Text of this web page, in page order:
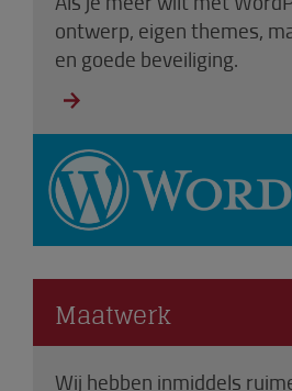
ontwerp, eigen themes,
en goede beveiliging.
Maatwerk
Wij hebben inmiddels